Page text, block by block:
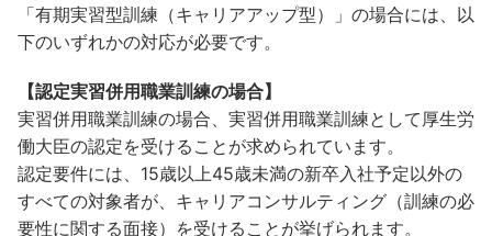
「有期実習型訓練（キャリアアップ型）」の場合には、以
下のいずれかの対応が必要です。
【認定実習併用職業訓練の場合】
実習併用職業訓練の場合、実習併用職業訓練として厚生労
働大臣の認定を受けることが求められています。
認定要件には、15歳以上45歳未満の新卒入社予定以外の
すべての対象者が、キャリアコンサルティング（訓練の必
要性に関する面接）を受けることが挙げられます。